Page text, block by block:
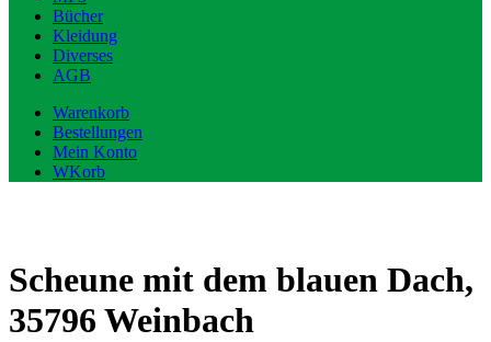
Bücher
Kleidung
Diverses
AGB
Warenkorb
Bestellungen
Mein Konto
WKorb
Scheune mit dem blauen Dach,
35796 Weinbach